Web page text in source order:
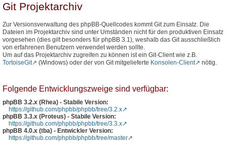
Git Projektarchiv
Zur Versionsverwaltung des phpBB-Quellcodes kommt Git zum Einsatz. Die
Dateien im Projektarchiv sind unter Umständen nicht für den produktiven Einsatz
vorgesehen (dies gilt besonders für phpBB 3.1), weshalb das Git ausschließlich
von erfahrenen Benutzern verwendet werden sollte.
Um auf das Projektarchiv zugreifen zu können ist ein Git-Client wie z.B.
TortoiseGit
(Windows) oder der von Git mitgelieferte Konsolen-Client nötig.
Folgende Entwicklungszweige sind verfügbar:
phpBB 3.2.x (Rhea) - Stabile Version:
https://github.com/phpbb/phpbb/tree/3.2.x
phpBB 3.3.x (Proteus) - Stabile Version:
https://github.com/phpbb/phpbb/tree/3.3.x
phpBB 4.0.x (tba) - Entwickler Version:
https://github.com/phpbb/phpbb/tree/master